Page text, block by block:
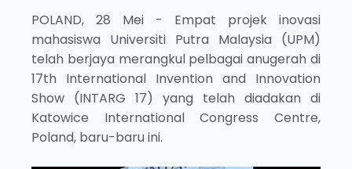
POLAND, 28 Mei - Empat projek inovasi
mahasiswa Universiti Putra Malaysia (UPM)
telah berjaya merangkul pelbagai anugerah di
17th International Invention and Innovation
Show (INTARG 17) yang telah diadakan di
Katowice International Congress Centre,
Poland, baru-baru ini.